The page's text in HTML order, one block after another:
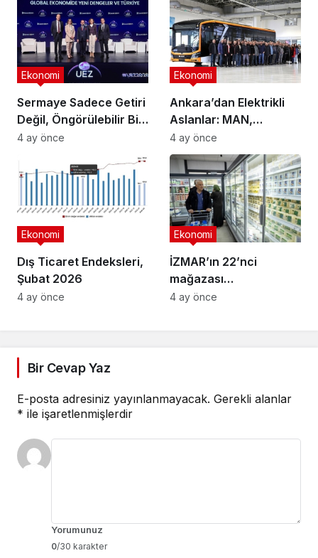
Sermaye Sadece Getiri
Değil, Öngörülebilir Bir
Ortam Arıyor
Ekonomi
4 ay önce
Ankara’dan Elektrikli
Aslanlar: MAN,
Ankara’daki
fabrikasında eBus
üretimine başladı
Ekonomi
4 ay önce
Dış Ticaret Endeksleri,
Şubat 2026
Ekonomi
4 ay önce
İZMAR’ın 22’nci
mağazası
Osmangazi’de açıldı
Ekonomi
4 ay önce
Bir Cevap Yaz
E-posta adresiniz yayınlanmayacak. Gerekli alanlar
* ile işaretlenmişlerdir
Yorumunuz
0/30 karakter